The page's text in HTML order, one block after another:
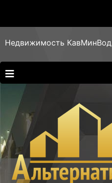
Недвижимость КавМинВод